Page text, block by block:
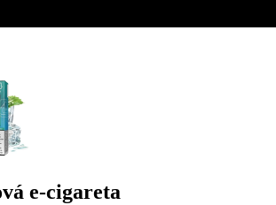
e-cigareta